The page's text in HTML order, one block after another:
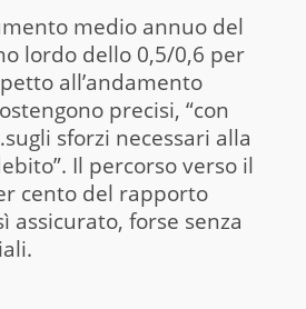
medio annuo del
lordo dello 0,5/0,6 per
all’andamento
precisi, “con
sforzi necessari alla
Il percorso verso il
cento del rapporto
assicurato, forse senza